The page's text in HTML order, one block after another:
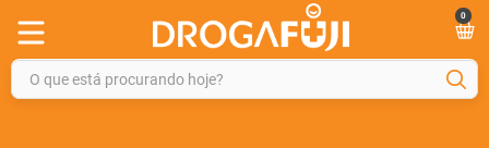
0
O que está procurando hoje?